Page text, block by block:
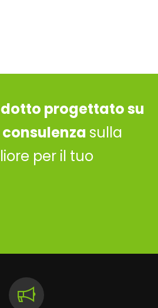
progettato su
consulenza sulla
per il tuo